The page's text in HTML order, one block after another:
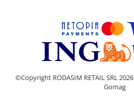
©Copyright RODASIM RETAIL SRL 2026
Gomag